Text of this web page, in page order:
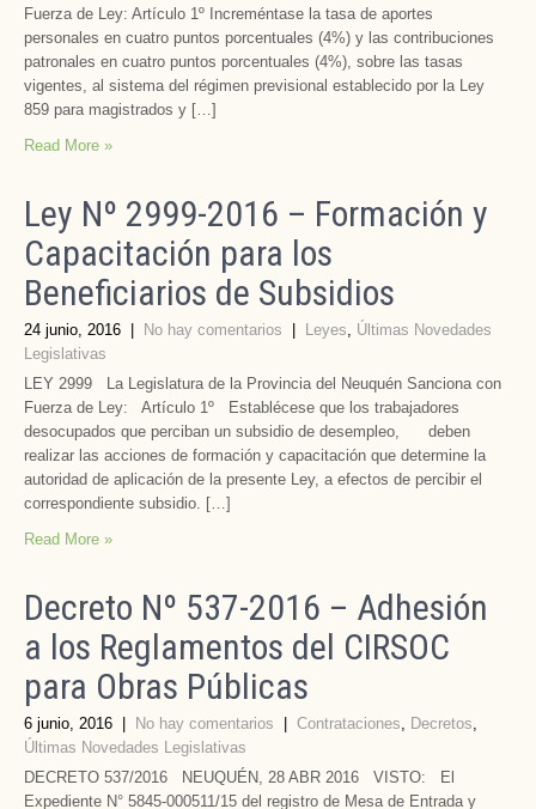
Fuerza de Ley: Artículo 1º Increméntase la tasa de aportes
personales en cuatro puntos porcentuales (4%) y las contribuciones
patronales en cuatro puntos porcentuales (4%), sobre las tasas
vigentes, al sistema del régimen previsional establecido por la Ley
859 para magistrados y […]
Read More »
Ley Nº 2999-2016 – Formación y
Capacitación para los
Beneficiarios de Subsidios
24 junio, 2016 No hay comentarios Leyes, Últimas Novedades
Legislativas
LEY 2999 La Legislatura de la Provincia del Neuquén Sanciona con
Fuerza de Ley: Artículo 1º Establécese que los trabajadores
desocupados que perciban un subsidio de desempleo, deben
realizar las acciones de formación y capacitación que determine la
autoridad de aplicación de la presente Ley, a efectos de percibir el
correspondiente subsidio. […]
Read More »
Decreto Nº 537-2016 – Adhesión
a los Reglamentos del CIRSOC
para Obras Públicas
6 junio, 2016 No hay comentarios Contrataciones, Decretos,
Últimas Novedades Legislativas
DECRETO 537/2016 NEUQUÉN, 28 ABR 2016 VISTO: El
Expediente N° 5845-000511/15 del registro de Mesa de Entrada y